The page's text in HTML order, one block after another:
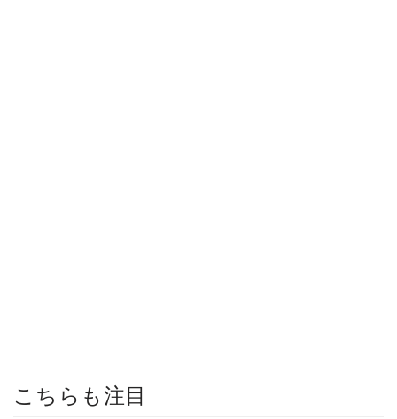
こちらも注目